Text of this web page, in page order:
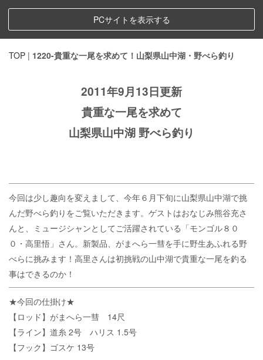
PCサイトを表示する
TOP | 1220-貴重な一尾を求めて！山梨県山中湖・野べら釣り
2011年9月13日更新
貴重な一尾を求めて
山梨県山中湖 野べら釣り
今回は少し趣向を変えまして、今年６月下旬に山梨県山中湖で挑
んだ野べら釣りをご覧いただきます。ゲストはおなじみ熊谷充さ
んと、ミュージシャンとしてご活躍されている「モンゴル８０
０・高里悟」さん。新製品、がまへら一彗を手に野生あふれる野
べらに挑みます！高里さんは初挑戦の山中湖で貴重な一尾を釣る
事はできるのか！
★今回の仕掛け★
【ロッド】がまへら一彗 14尺
【ライン】道糸 2号 ハリス 1.5号
【フック】ゴスケ 13号